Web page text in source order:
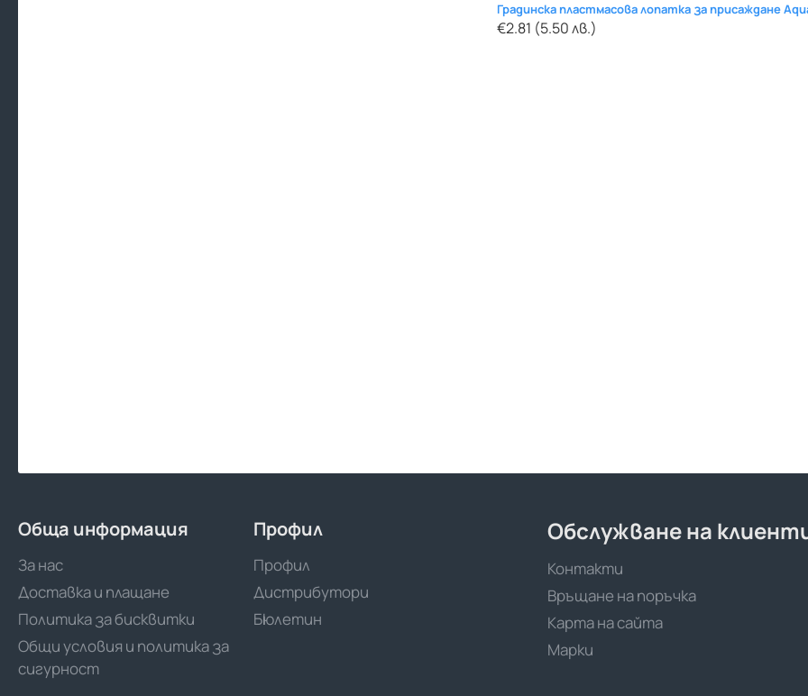
Градинска пластмасова лопатка за присаждане
€2.81 (5.50 лв.)
Обща информация
За нас
Доставка и плащане
Политика за бисквитки
Общи условия и политика за
сигурност
Профил
Профил
Дистрибутори
Бюлетин
Обслужване на
Контакти
Връщане на поръчка
Карта на сайта
Марки